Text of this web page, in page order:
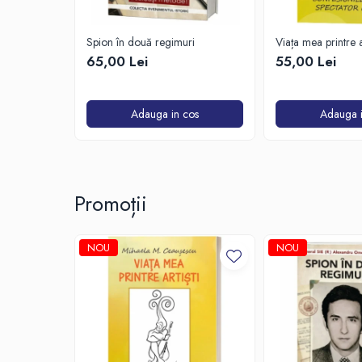
Spion în două regimuri
65,00 Lei
Adauga in cos
Viața mea printre
Confesiunile unui
55,00 Lei
Adauga
Promoții
NOU NOU